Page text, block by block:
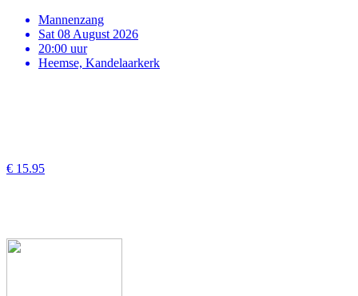
Mannenzang
Sat 08 August 2026
20:00 uur
Heemse, Kandelaarkerk
€ 15.95